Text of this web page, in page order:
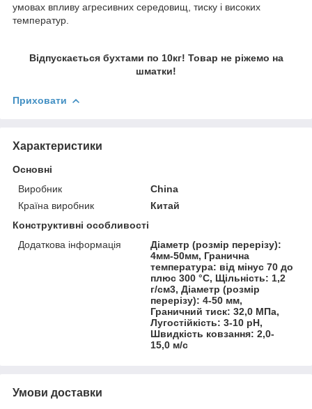
умовах впливу агресивних середовищ, тиску і високих
температур.
Відпускається бухтами по 10кг! Товар не ріжемо на
шматки!
Приховати
Характеристики
Основні
Виробник
China
Країна виробник
Китай
Конструктивні особливості
Додаткова інформація
Діаметр (розмір перерізу):
4мм-50мм, Гранична
температура: від мінус 70 до
плюс 300 °С, Щільність: 1,2
г/см3, Діаметр (розмір
перерізу): 4-50 мм,
Граничний тиск: 32,0 МПа,
Лугостійкість: 3-10 рН,
Швидкість ковзання: 2,0-
15,0 м/с
Умови доставки